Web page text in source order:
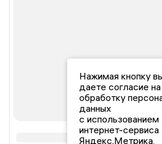
Нажимая кнопку
даете согласие на
обработку
данных
с использованием
интернет-сервиса
Яндекс.Метрика,